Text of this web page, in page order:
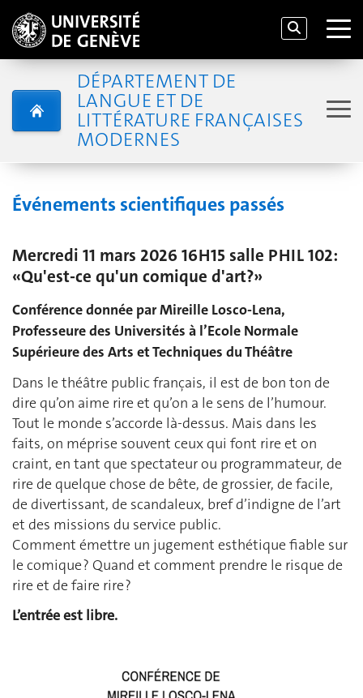
DÉPARTEMENT DE
LANGUE ET DE
LITTÉRATURE FRANÇAISES
MODERNES
Événements scientifiques passés
Mercredi 11 mars 2026 16H15 salle PHIL 102:
«Qu'est-ce qu'un comique d'art?»
Conférence donnée par Mireille Losco-Lena,
Professeure des Universités à l’Ecole Normale
Supérieure des Arts et Techniques du Théâtre
Dans le théâtre public français, il est de bon ton de
dire qu’on aime rire et qu’on a le sens de l’humour.
Tout le monde s’accorde là-dessus. Mais dans les
faits, on méprise souvent ceux qui font rire et on
craint, en tant que spectateur ou programmateur, de
rire de quelque chose de bête, de grossier, de facile,
de divertissant, de scandaleux, bref d’indigne de l’art
et des missions du service public.
Comment émettre un jugement esthétique fiable sur
le comique ? Quand et comment prendre le risque de
rire et de faire rire ?
L’entrée est libre.